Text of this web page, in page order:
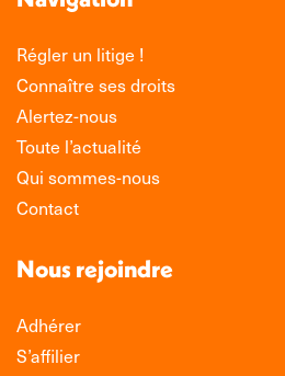
Régler un litige !
Connaître ses droits
Alertez-nous
Toute l’actualité
Qui sommes-nous
Contact
Nous rejoindre
Adhérer
S’affilier